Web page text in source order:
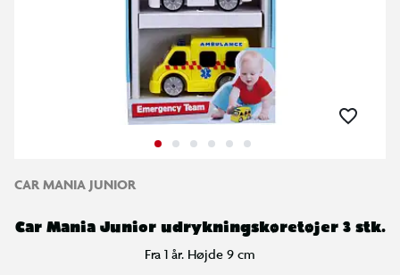
CAR MANIA JUNIOR
Car Mania Junior udrykningskøretøjer 3 stk.
Fra 1 år. Højde 9 cm